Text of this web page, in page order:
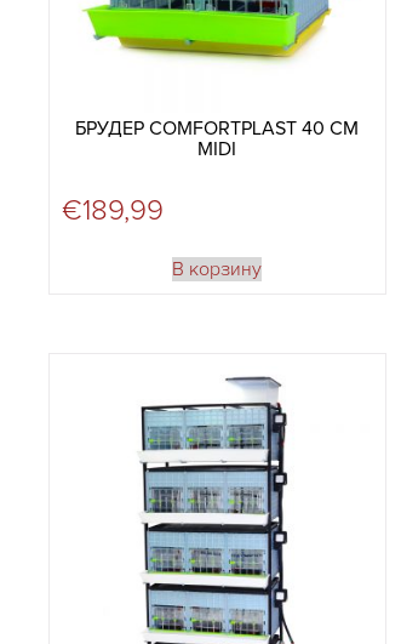
БРУДЕР COMFORTPLAST 40 СМ
MIDI
€189,99
В корзину